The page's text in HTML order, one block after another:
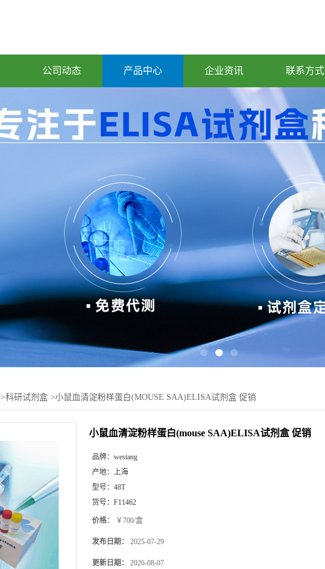
公司动态 产品中心 企业资讯 联系方式
>科研试剂盒 >小鼠血清淀粉样蛋白(MOUSE SAA)ELISA试剂盒 促销
小鼠血清淀粉样蛋白(mouse SAA)ELISA试剂盒 促销
品牌： westang
产地： 上海
型号： 48T
货号： F11462
价格： ￥700/盒
发布日期： 2025-07-29
更新日期： 2026-08-07